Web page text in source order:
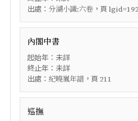
出處： 分湖小識:六卷 ，頁
內閣中書
起始年：未詳
終止年：未詳
出處： 紀曉嵐年譜 ，頁 211
巡撫